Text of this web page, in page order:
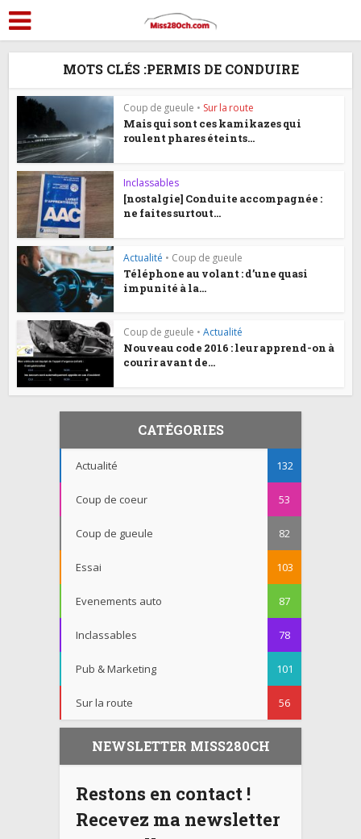
MOTS CLÉS :PERMIS DE CONDUIRE
Coup de gueule • Sur la route
Mais qui sont ces kamikazes qui
roulent phares éteints...
Inclassables
[nostalgie] Conduite accompagnée :
ne faites surtout...
Actualité • Coup de gueule
Téléphone au volant : d’une quasi
impunité à la...
Coup de gueule • Actualité
Nouveau code 2016 : leur apprend-on à
courir avant de...
CATÉGORIES
Actualité 132
Coup de coeur 53
Coup de gueule 82
Essai 103
Evenements auto 87
Inclassables 78
Pub & Marketing 101
Sur la route 56
NEWSLETTER MISS280CH
Restons en contact !
Recevez ma newsletter